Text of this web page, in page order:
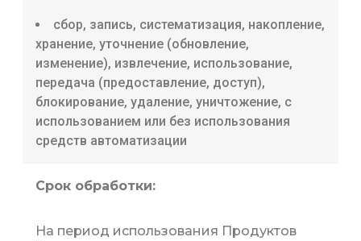
сбор, запись, систематизация, накопление,
хранение, уточнение (обновление,
изменение), извлечение, использование,
передача (предоставление, доступ),
блокирование, удаление, уничтожение, с
использованием или без использования
средств автоматизации
Срок обработки:
На период использования Продуктов